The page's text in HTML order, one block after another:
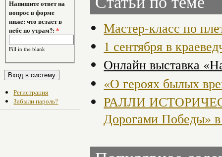
Напишите ответ на
вопрос в форме
ниже: что встает в
небе по утрам?:*
Fill in the blank
Регистрация
Забыли пароль?
Мастер-класс по
1 сентября в
Онлайн выставка
«О героях былых
РАЛЛИ
Дорогами Победы»